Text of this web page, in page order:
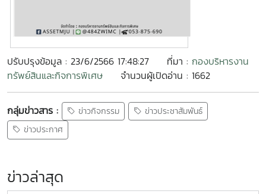
ปรับปรุงข้อมูล : 23/6/2566 17:48:27 ที่มา : กองบริหารงาน
ทรัพย์สินและกิจการพิเศษ
จำนวนผู้เปิดอ่าน : 1662
กลุ่มข่าวสาร : ข่าวกิจกรรม
ข่าวประชาสัมพันธ์
ข่าวประกาศ
ข่าวล่าสุด